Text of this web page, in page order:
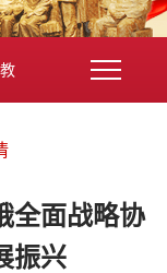
化
全面战略协
振兴